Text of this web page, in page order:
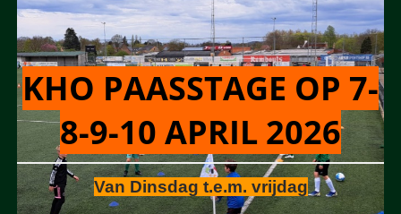
KHO PAASSTAGE OP 7-
8-9-10 APRIL 2026
Van Dinsdag t.e.m. vrijdag